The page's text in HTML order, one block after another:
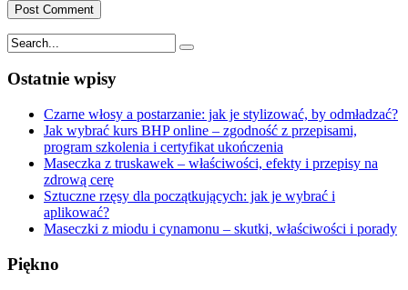
Ostatnie wpisy
Czarne włosy a postarzanie: jak je stylizować, by odmładzać?
Jak wybrać kurs BHP online – zgodność z przepisami,
program szkolenia i certyfikat ukończenia
Maseczka z truskawek – właściwości, efekty i przepisy na
zdrową cerę
Sztuczne rzęsy dla początkujących: jak je wybrać i
aplikować?
Maseczki z miodu i cynamonu – skutki, właściwości i porady
Piękno